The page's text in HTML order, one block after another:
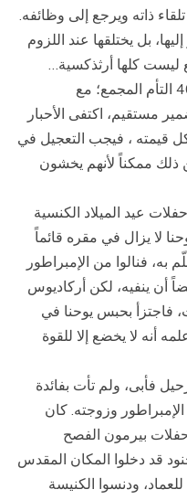
ذاته ويرجع إلى وظائفه.
بل يختلقها عند اللزوم
ليست كلها أرثذكسية…
فكانت مكيدة مُحكمة… في أواخر403 التأم المجمع؛ مع
مستقيم، اكتفى الأحبار
قيمته ، فيجب التعجيل في
ذلك ممكناً لأنهم يخشون
عيد الميلاد الكنسية
لا يزال في مقره قائماً
فنالوا من الإمبراطور
أن ينفيه، لكن أركاديوس
فاجتزأ بحبس يوحنا في
أنه لا يخضع إلا للقوة
فأبى، ولم تأت بفائدة
وزوجته. كان
حفلات بيرمون الفصح
أبريل 404 ، وإذا الجنود قد دخلوا المكان المقدس
ودنسوا الكنيسة